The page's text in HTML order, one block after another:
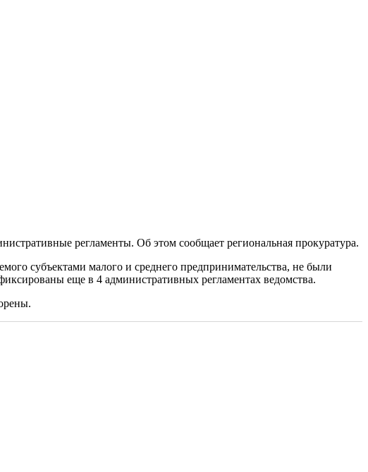
регламенты. Об этом сообщает региональная прокуратура.
субъектами малого и среднего предпринимательства, не были
еще в 4 административных регламентах ведомства.